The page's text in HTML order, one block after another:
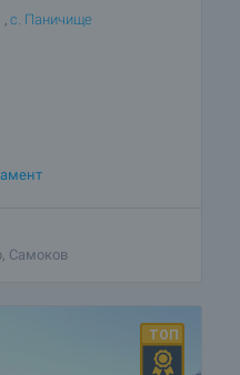
, с. Паничище
Самоков